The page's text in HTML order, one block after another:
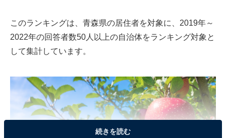
このランキングは、青森県の居住者を対象に、2019年～
2022年の回答者数50人以上の自治体をランキング対象と
して集計しています。
続きを読む